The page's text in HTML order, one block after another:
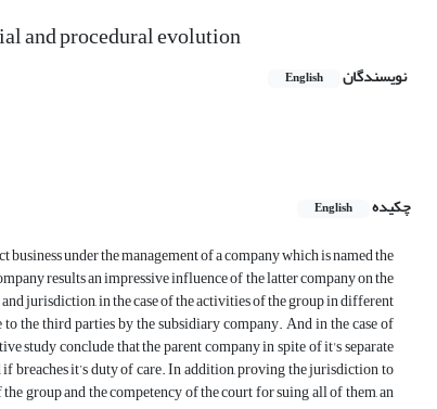
and procedural evolution
نویسندگان English
چکیده
English
under the management of a company which is named the
results an impressive influence of the latter company on the
jurisdiction, in the case of the activities of the group in different
the third parties by the subsidiary company. And in the case of
study conclude that the parent company in spite of it's separate
it’s duty of care. In addition, proving the jurisdiction to
group and the competency of the court for suing all of them, an